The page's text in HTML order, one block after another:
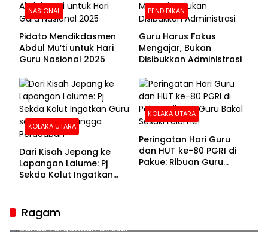
NASIONAL
Pidato Mendikdasmen
Abdul Mu’ti untuk Hari
Guru Nasional 2025
PENDIDIKAN
Guru Harus Fokus
Mengajar, Bukan
Disibukkan Administrasi
KOLAKA UTARA
Dari Kisah Jepang ke
Lapangan Lalume: Pj
Sekda Kolut Ingatkan
KOLAKA UTARA
Peringatan Hari Guru
dan HUT ke-80 PGRI di
Pakue: Ribuan Guru
Ragam
Sekda Kolaka Utara Hadiri RUPSLB BPR Bahteramas,
Bahas Pergantian Direksi